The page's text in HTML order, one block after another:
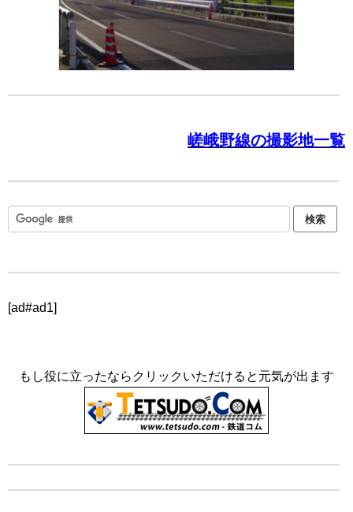
嵯峨野線の撮影地一覧
[ad#ad1]
もし役に立ったならクリックいただけると元気が出ます